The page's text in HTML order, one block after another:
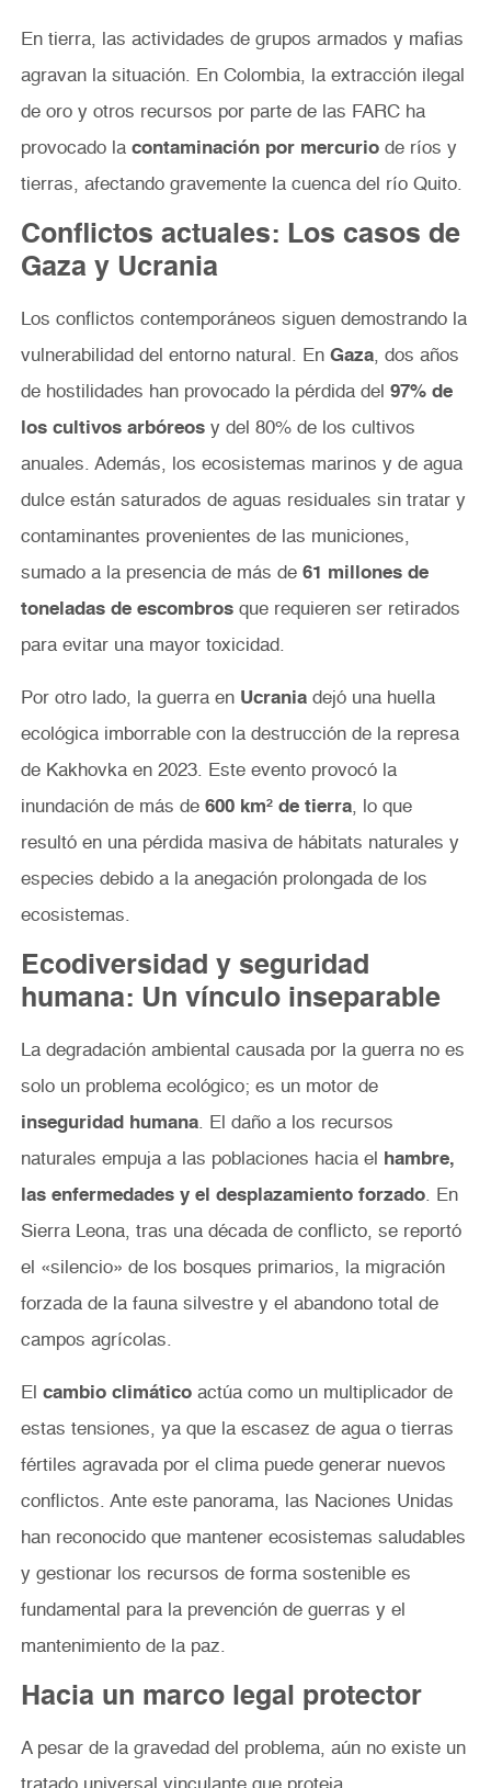
En tierra, las actividades de grupos armados y mafias
agravan la situación. En Colombia, la extracción ilegal
de oro y otros recursos por parte de las FARC ha
provocado la contaminación por mercuriode ríos y
tierras, afectando gravemente la cuenca del río Quito.
Conflictos actuales: Los casos de
Gaza y Ucrania
Los conflictos contemporáneos siguen demostrando la
vulnerabilidad del entorno natural. En Gaza, dos años
de hostilidades han provocado la pérdida del 97% de
los cultivos arbóreosy del 80% de los cultivos
anuales. Además, los ecosistemas marinos y de agua
dulce están saturados de aguas residuales sin tratar y
contaminantes provenientes de las municiones,
sumado a la presencia de más de 61 millones de
toneladas de escombrosque requieren ser retirados
para evitar una mayor toxicidad.
Por otro lado, la guerra en Ucraniadejó una huella
ecológica imborrable con la destrucción de la represa
de Kakhovka en 2023. Este evento provocó la
inundación de más de 600 km² de tierra, lo que
resultó en una pérdida masiva de hábitats naturales y
especies debido a la anegación prolongada de los
ecosistemas.
Ecodiversidad y seguridad
humana: Un vínculo inseparable
La degradación ambiental causada por la guerra no es
solo un problema ecológico; es un motor de
inseguridad humana. El daño a los recursos
naturales empuja a las poblaciones hacia el
hambre,
las enfermedades y el desplazamiento forzado. En
Sierra Leona, tras una década de conflicto, se reportó
el «silencio» de los bosques primarios, la migración
forzada de la fauna silvestre y el abandono total de
campos agrícolas.
El cambio climáticoactúa como un multiplicador de
estas tensiones, ya que la escasez de agua o tierras
fértiles agravada por el clima puede generar nuevos
conflictos. Ante este panorama, las Naciones Unidas
han reconocido que mantener ecosistemas saludables
y gestionar los recursos de forma sostenible es
fundamental para la prevención de guerras y el
mantenimiento de la paz.
Hacia un marco legal protector
A pesar de la gravedad del problema, aún no existe un